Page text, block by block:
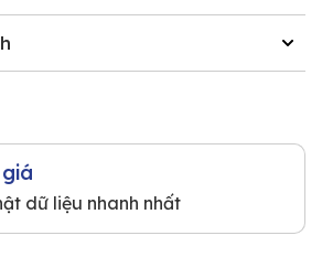
dữ liệu nhanh nhất